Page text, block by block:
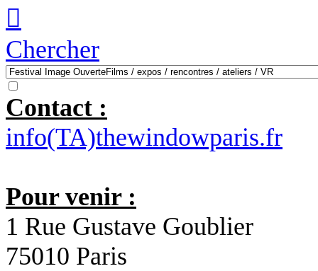

Chercher
Contact :
info(TA)thewindowparis.fr
Pour venir :
1 Rue Gustave Goublier
75010 Paris